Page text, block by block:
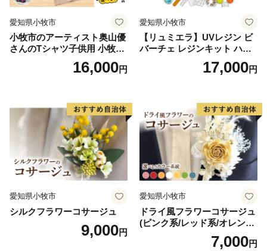
愛知県小牧市
小牧市のアーティスト奥山優
さんのTシャツ子供用 小牧市
16,000円
愛知県小牧市
【リュミエラ】UVレジン ビ
バーチェ レジンキット ハン
ドメイド レジンクラフト ア
クセサリーキット 手作り セ
17,000円
愛知県小牧市
シルクフラワーコサージュ
9,000円
愛知県小牧市
ドライ風フラワーコサージュ
(ピンク系/レッド系/オレンジ
系/ホワイト系/イエロー系/グ
リーン系/ブルー系）7,000円